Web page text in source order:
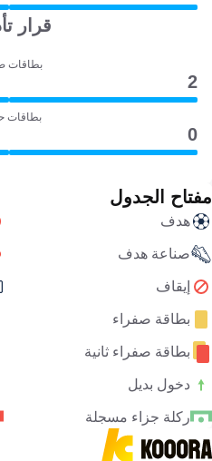
قرار
بطاقات
2
بطاقات
0
مفتاح الجدول
هدف
صناعة هدف
إيقاف
بطاقة صفراء
بطاقة صفراء ثانية
دخول بديل
ركلة جزاء مسجلة